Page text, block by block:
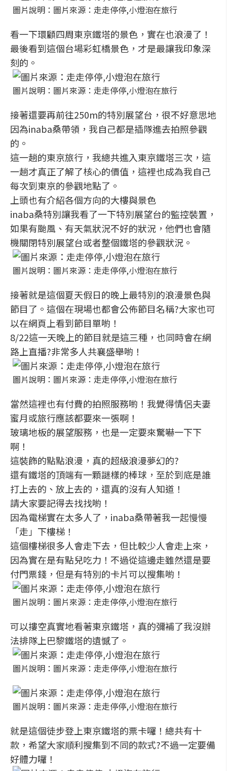
圖片說明：圖片來源：走走停停,小燈泡在旅行
看一下環顧四周東京鐵塔的景色，實在也浪漫了！
最後看到這個台場彩虹橋景色，才是最讓我印象深
刻的。
圖片說明：圖片來源：走走停停,小燈泡在旅行
接著還要再前往250m的特別展望台，很不好意思地
因為inaba桑帶領，我自己都是插隊進去拍照參觀
的。
這一趟的東京旅行，我總共進入東京鐵塔三次，這
一趟才真正了解了核心的價值，這裡也成為我自己
每次到東京的參觀地點了。
上頭也有介紹各個方向的大樓與景色
inaba桑特別讓我看了一下特別展望台的監控裝置，
如果有颱風、有天氣狀況不好的狀況，他們也會隨
機關閉特別展望台或者整個鐵塔的參觀狀況。
圖片說明：圖片來源：走走停停,小燈泡在旅行
接著就是這個夏天假日的晚上最特別的浪漫景色與
節目了。這個在現場也都會公佈節目名稱?大家也可
以在網頁上看到節目單喲！
8/22這一天晚上的節目就是這三種，也同時會在網
路上直播?非常多人共襄盛舉喲！
圖片說明：圖片來源：走走停停,小燈泡在旅行
當然這裡也有付費的拍照服務喲！我覺得情侶夫妻
蜜月或旅行應該都要來一張啊！
玻璃地板的展望服務，也是一定要來驚嚇一下下
啊！
這裝飾的點點浪漫，真的超級浪漫夢幻的?
還有鐵塔的頂端有一顆謎樣的棒球，至於到底是誰
打上去的、放上去的，還真的沒有人知道！
請大家要記得去找找喲！
因為電梯實在太多人了，inaba桑帶著我一起慢慢
「走」下樓梯！
這個樓梯很多人會走下去，但比較少人會走上來，
因為實在是有點兒吃力！不過從這邊走雖然還是要
付門票錢，但是有特別的卡片可以搜集喲！
圖片說明：圖片來源：走走停停,小燈泡在旅行
可以摟空真實地看著東京鐵塔，真的彌補了我沒辦
法排隊上巴黎鐵塔的遺憾了。
圖片說明：圖片來源：走走停停,小燈泡在旅行
圖片說明：圖片來源：走走停停,小燈泡在旅行
就是這個徒步登上東京鐵塔的票卡囉！總共有十
款，希望大家順利搜集到不同的款式?不過一定要備
好體力囉！